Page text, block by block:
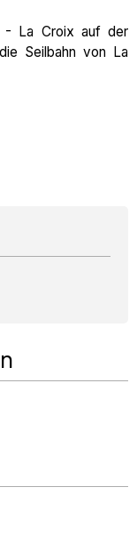
- La Croix auf der
Seilbahn von La